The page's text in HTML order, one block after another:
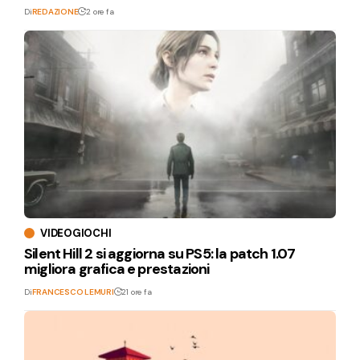
DiREDAZIONE 2 ore fa
VIDEOGIOCHI
Silent Hill 2 si aggiorna su PS5: la patch 1.07
migliora grafica e prestazioni
DiFRANCESCO LEMURI 21 ore fa